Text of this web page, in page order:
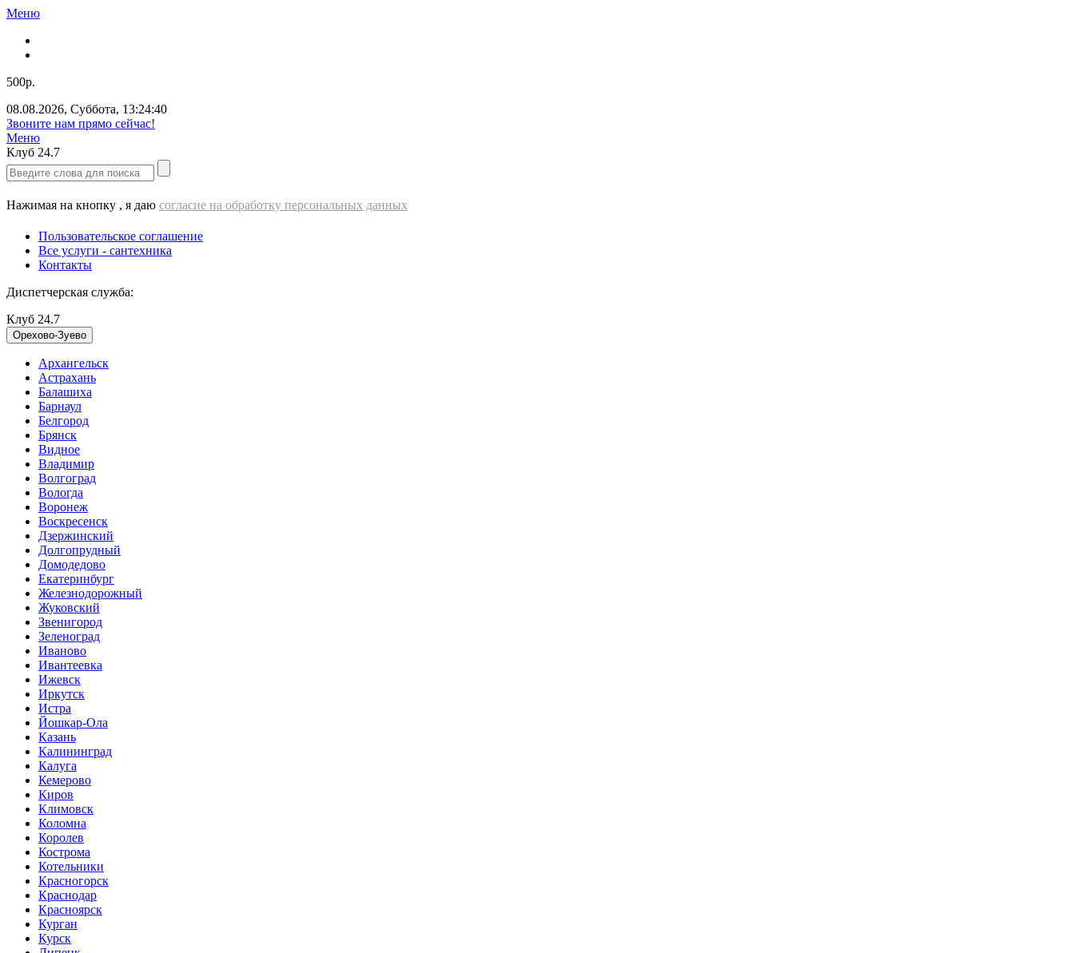
Меню
500р.
08.08.2026, Суббота, 13:24:40
Звоните нам прямо сейчас!
Меню
Клуб 24.7
Нажимая на кнопку , я даю согласие на обработку персональных данных
Пользовательское соглашение
Все услуги - cантехника
Контакты
Диспетчерская служба:
Клуб 24.7
Орехово-Зуево
Архангельск
Астрахань
Балашиха
Барнаул
Белгород
Брянск
Видное
Владимир
Волгоград
Вологда
Воронеж
Воскресенск
Дзержинский
Долгопрудный
Домодедово
Екатеринбург
Железнодорожный
Жуковский
Звенигород
Зеленоград
Иваново
Ивантеевка
Ижевск
Иркутск
Истра
Йошкар-Ола
Казань
Калининград
Калуга
Кемерово
Киров
Климовск
Коломна
Королев
Кострома
Котельники
Красногорск
Краснодар
Красноярск
Курган
Курск